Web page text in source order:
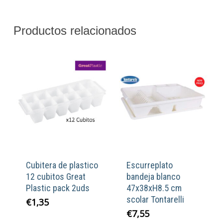
Productos relacionados
Cubitera de plastico
12 cubitos Great
Plastic pack 2uds
€1,35
Escurreplato
bandeja blanco
47x38xH8.5 cm
scolar Tontarelli
€7,55